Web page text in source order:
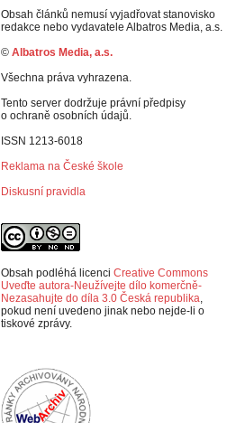
Obsah článků nemusí vyjadřovat stanovisko
redakce nebo vydavatele Albatros Media, a.s.
© Albatros Media, a.s.
Všechna práva vyhrazena.
Tento server dodržuje právní předpisy
o ochraně osobních údajů.
ISSN 1213-6018
Reklama na České škole
Diskusní pravidla
Obsah podléhá licenci Creative Commons
Uveďte autora-Neužívejte dílo komerčně-
Nezasahujte do díla 3.0 Česká republika,
pokud není uvedeno jinak nebo nejde-li o
tiskové zprávy.